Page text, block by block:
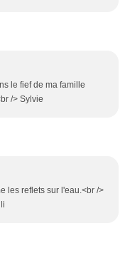
le fief de ma famille
/> Sylvie
les reflets sur l'eau.<br />